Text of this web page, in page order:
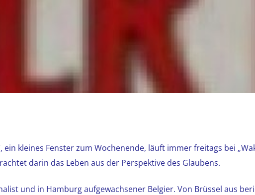
ein kleines Fenster zum Wochenende, läuft immer freitags bei
darin das Leben aus der Perspektive des Glaubens.
und in Hamburg aufgewachsener Belgier. Von Brüssel aus